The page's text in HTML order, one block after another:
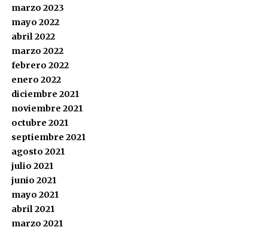
marzo 2023
mayo 2022
abril 2022
marzo 2022
febrero 2022
enero 2022
diciembre 2021
noviembre 2021
octubre 2021
septiembre 2021
agosto 2021
julio 2021
junio 2021
mayo 2021
abril 2021
marzo 2021